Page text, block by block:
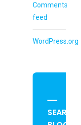
Comments
feed
WordPress.org
SEARCH